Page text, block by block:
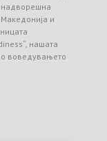
надворешна
и
нашата
воведувањето